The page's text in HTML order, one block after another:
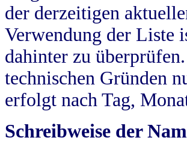
der derzeitigen
Verwendung der Liste
dahinter zu
technischen Gründen
erfolgt nach Tag,
Schreibweise der